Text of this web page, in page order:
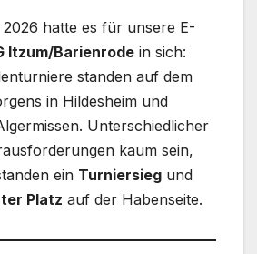
2026 hatte es für unsere E-
Itzum/Barienrode in sich:
standen auf dem
in Hildesheim und
Unterschiedlicher
kaum sein,
ein Turniersieg und
Platz auf der Habenseite.